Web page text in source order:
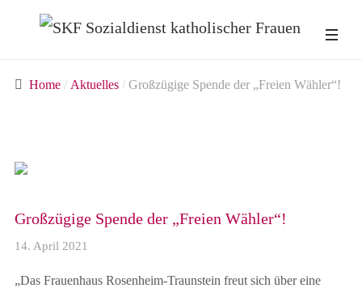
Home Aktuelles Großzügige Spende der „Freien Wähler“!
Großzügige Spende der „Freien Wähler“!
14. April 2021
„Das Frauenhaus Rosenheim-Traunstein freut sich über eine